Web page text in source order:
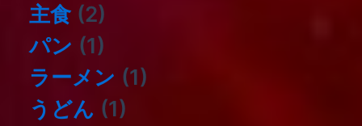
主食(2)
パン (1)
ラーメン (1)
うどん (1)